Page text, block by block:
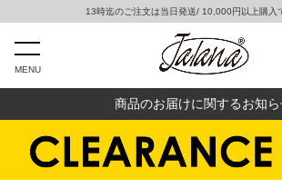
13時迄のご注文は当日発送/ 10,000円以上購入
MENU
商品のお届けに関するお知